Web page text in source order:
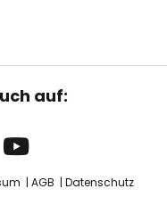
auf:
AGB
Datenschutz